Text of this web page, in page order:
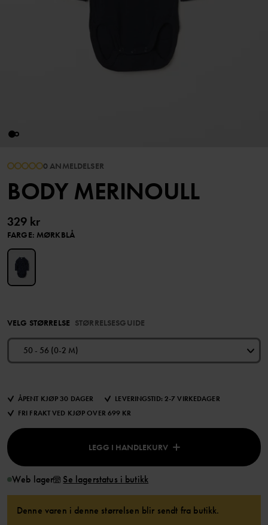
0 ANMELDELSER
BODY MERINOULL
329 kr
FARGE: MØRKBLÅ
VELG STØRRELSE STØRRELSESGUIDE
50 - 56 (0-2 M)
ÅPENT KJØP 30 DAGER
LEVERINGSTID: 2-7 VIRKEDAGER
FRI FRAKT VED KJØP OVER 699 KR
LEGG I HANDLEKURV
Web lager Se lagerstatus i butikk
Denne varen i denne størrelsen blir sendt fra butikk.